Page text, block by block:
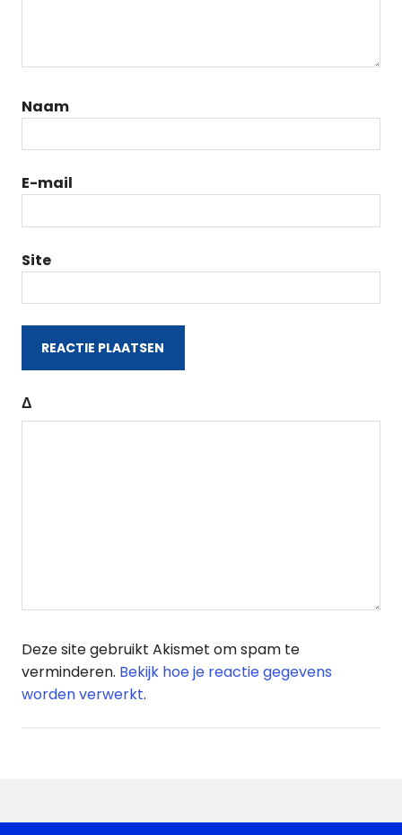
Naam
E-mail
Site
Δ
Deze site gebruikt Akismet om spam te
verminderen. Bekijk hoe je reactie gegevens
worden verwerkt.